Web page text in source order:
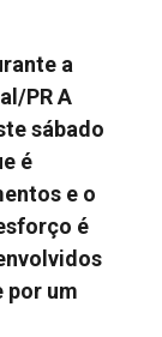
a
PR A
sábado
é
e o
é
por um